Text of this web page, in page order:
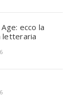
ecco la
letteraria